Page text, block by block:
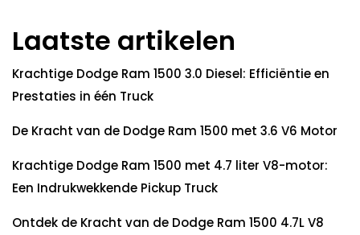
Laatste artikelen
Krachtige Dodge Ram 1500 3.0 Diesel: Efficiëntie en
Prestaties in één Truck
De Kracht van de Dodge Ram 1500 met 3.6 V6 Motor
Krachtige Dodge Ram 1500 met 4.7 liter V8-motor:
Een Indrukwekkende Pickup Truck
Ontdek de Kracht van de Dodge Ram 1500 4.7L V8